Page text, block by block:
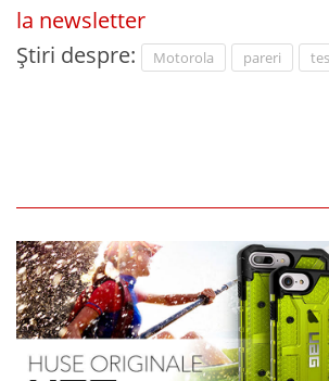
la newsletter
Știri despre:
Motorola pareri